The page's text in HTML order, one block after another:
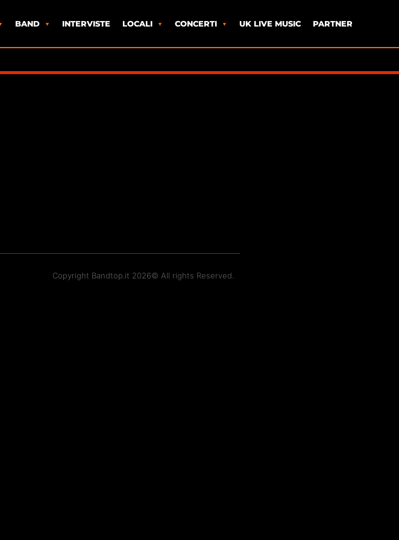
BAND INTERVISTE LOCALI CONCERTI UK LIVE MUSIC PARTNER
Copyright Bandtop.it 2026© All rights Reserved.